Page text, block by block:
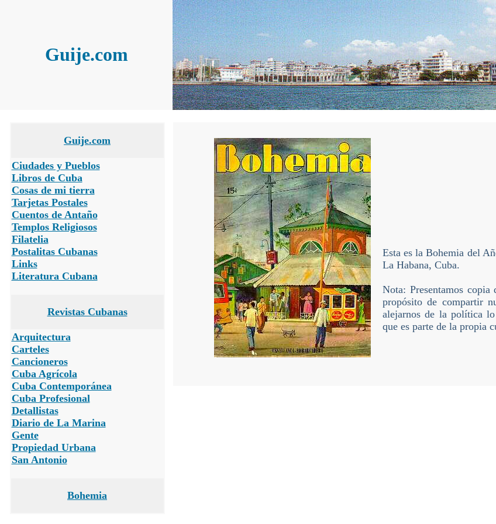
Guije.com
Guije.com
Ciudades y Pueblos
Libros de Cuba
Cosas de mi tierra
Tarjetas Postales
Cuentos de Antaño
Templos Religiosos
Filatelia
Postalitas Cubanas
Links
Literatura Cubana
Revistas Cubanas
Arquitectura
Carteles
Cancioneros
Cuba Agrícola
Cuba Contemporánea
Cuba Profesional
Detallistas
Diario de La Marina
Gente
Propiedad Urbana
San Antonio
Bohemia
Esta es la Bohemia del
La Habana, Cuba.
Nota: Presentamos
propósito de compartir
alejarnos de la política
que es parte de la propia